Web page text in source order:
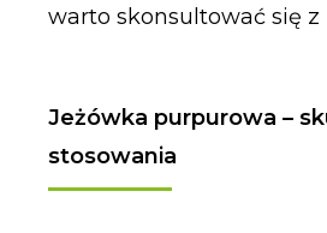
warto skonsultować się z
Jeżówka purpurowa –
stosowania